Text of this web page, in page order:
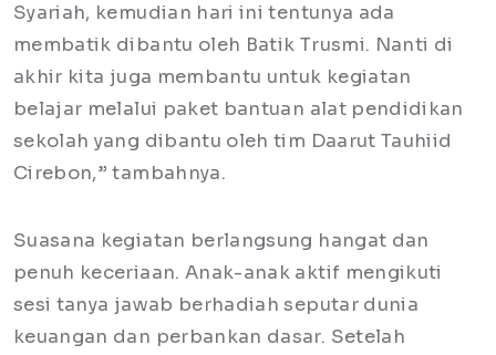
Syariah, kemudian hari ini tentunya ada
membatik dibantu oleh Batik Trusmi. Nanti di
akhir kita juga membantu untuk kegiatan
belajar melalui paket bantuan alat pendidikan
sekolah yang dibantu oleh tim Daarut Tauhiid
Cirebon,” tambahnya.
Suasana kegiatan berlangsung hangat dan
penuh keceriaan. Anak-anak aktif mengikuti
sesi tanya jawab berhadiah seputar dunia
keuangan dan perbankan dasar. Setelah